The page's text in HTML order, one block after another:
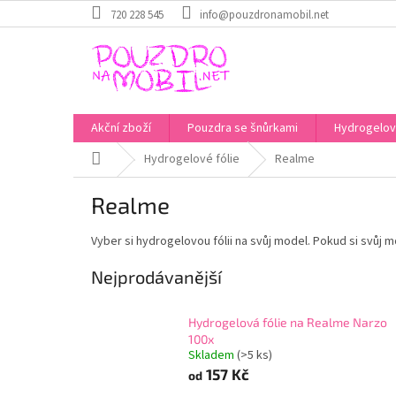
na
720 228 545 info@pouzdronamobil.net
Akční zboží Pouzdra se šnůrkami
Domů Hydrogelové fólie Realme
Realme
Vyber si hydrogelovou fólii na svůj model. Pokud si svůj
Nejprodávanější
Hydrogelová fólie na Realme Narzo
100x
Skladem (>5 ks)
od 157 Kč